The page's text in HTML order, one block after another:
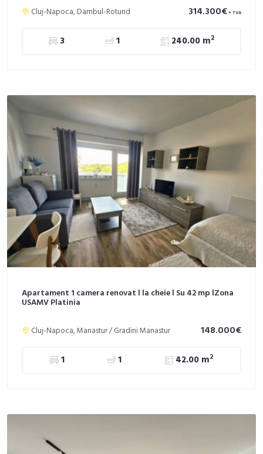
Cluj-Napoca, Dambul-Rotund 314.300€+ TVA
3 1 240.00 m2
Apartament 1 camera renovat l la cheie l Su 42 mp lZona
USAMV Platinia
Cluj-Napoca, Manastur / Gradini Manastur 148.000€
1 1 42.00 m2